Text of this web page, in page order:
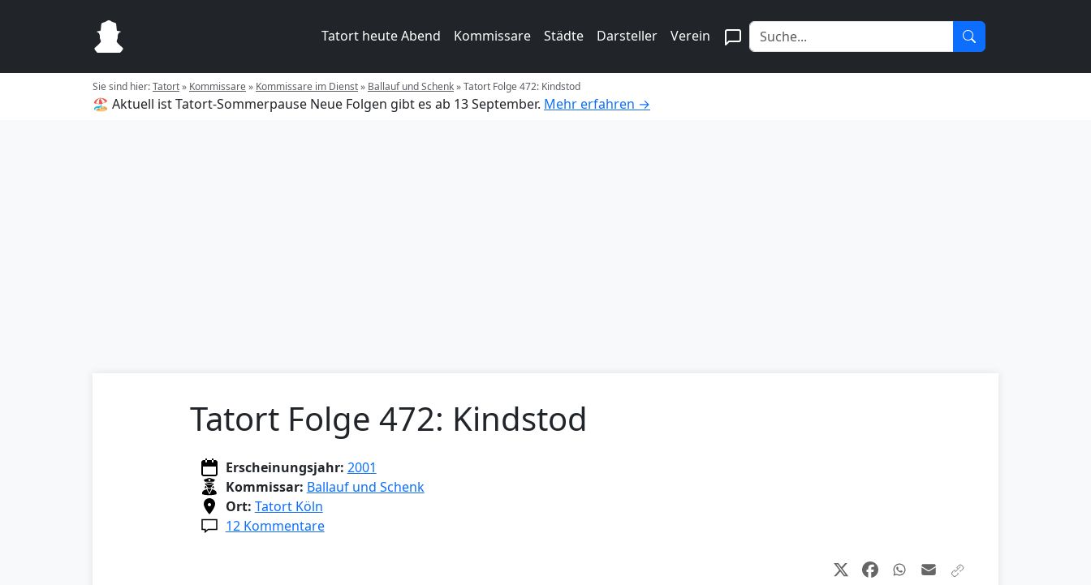
Tatort heute Abend Kommissare Städte Darsteller Verein
Sie sind hier:Tatort» Kommissare» Kommissare im Dienst» Ballauf und Schenk»Tatort Folge 472: Kindstod
🏖️ Aktuell ist Tatort-Sommerpause Neue Folgen gibt es ab 13 September. Mehr erfahren →
Tatort Folge 472: Kindstod
Erscheinungsjahr: 2001
Kommissar: Ballauf und Schenk
Ort: Tatort Köln
12 Kommentare